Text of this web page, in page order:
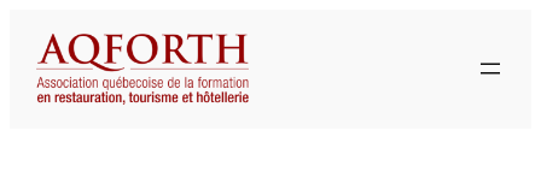
contenu